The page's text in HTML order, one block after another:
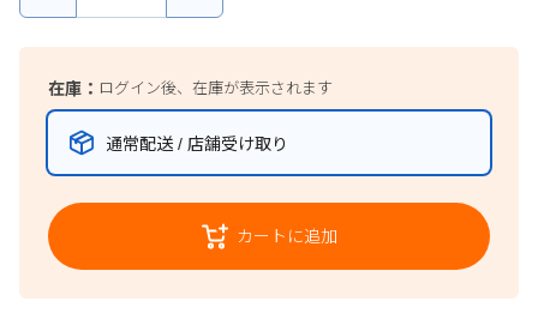
在庫： ログイン後、在庫が表示されます
通常配送 / 店舗受け取り
カートに追加